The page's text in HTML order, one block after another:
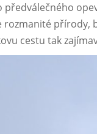
rozmanité přírody,
cestu tak